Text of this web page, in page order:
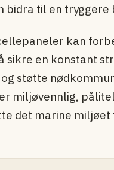
bidra til en
kan
sikre en konstant
støtte
miljøvennlig,
det marine